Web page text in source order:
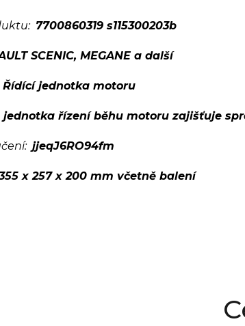
7700860319 s115300203b
SCENIC, MEGANE a další
Řídící jednotka motoru
jednotka řízení běhu motoru zajišťuje
jjeqJ6RO94fm
x 257 x 200 mm včetně balení